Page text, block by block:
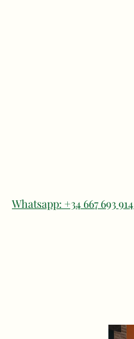
Whatsapp: +34 667 693 914